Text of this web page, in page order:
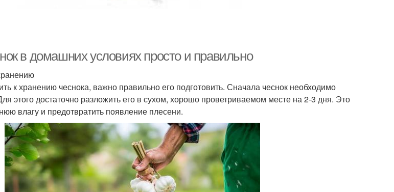
в домашних условиях просто и правильно
к хранению чеснока, важно правильно его подготовить. Сначала чеснок необходимо
этого достаточно разложить его в сухом, хорошо проветриваемом месте на 2-3 дня. Это
влагу и предотвратить появление плесени.